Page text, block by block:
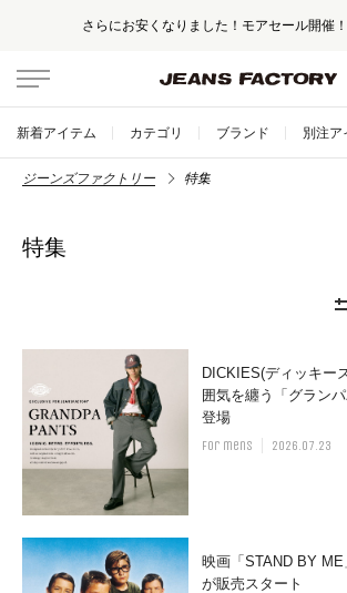
さらにお安くなりました！モアセール開催！
新着アイテム カテゴリ ブランド 別注ア
ジーンズファクトリー 特集
特集
DICKIES(ディッキー
囲気を纏う「グラン
登場
for mens 2026.07.23
映画「STAND BY
が販売スタート